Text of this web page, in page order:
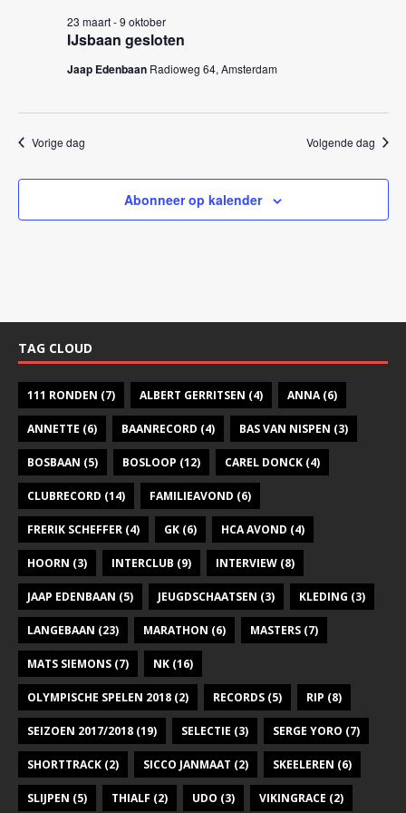
n
w
e
r
n
n
a
v
i
i
a
t
e
IJsbaan gesloten
23 maart-9 oktober
Jaap Edenbaan Radioweg 64, Amsterdam
Vorige dag Volgende dag
Abonneer op kalender
TAG CLOUD
111 RONDEN (7) ALBERT GERRITSEN (4) ANNA(6)
ANNETTE (6) BAANRECORD (4) BAS VAN NISPEN (3)
BOSBAAN (5) BOSLOOP (12) CAREL DONCK (4)
CLUBRECORD (14) FAMILIEAVOND (6)
FRERIK SCHEFFER (4) GK (6) HCA AVOND (4)
HOORN (3) INTERCLUB (9) INTERVIEW (8)
JAAP EDENBAAN (5) JEUGDSCHAATSEN (3) KLEDING (3)
LANGEBAAN (23) MARATHON (6) MASTERS (7)
MATS SIEMONS (7) NK (16)
OLYMPISCHE SPELEN 2018 (2) RECORDS (5) RIP (8)
SEIZOEN 2017/2018 (19) SELECTIE (3) SERGE YORO (7)
SHORTTRACK (2) SICCO JANMAAT (2) SKEELEREN (6)
SLIJPEN (5) THIALF (2) UDO (3) VIKINGRACE (2)